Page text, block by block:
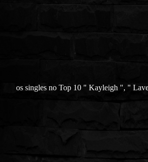
os singles no Top 10 " Kayleigh ", "